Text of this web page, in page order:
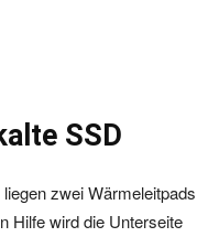
SSD
zwei Wärmeleitpads
Hilfe wird die Unterseite